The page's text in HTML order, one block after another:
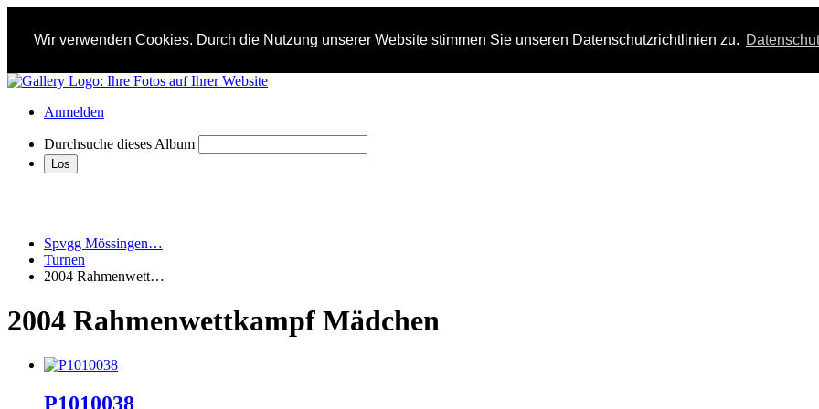
Wir verwenden Cookies. Durch die Nutzung unserer Website stimmen Sie unseren Datenschutzrichtlinien zu.
Anmelden
Durchsuche dieses Album
Spvgg Mössingen…
Turnen
2004 Rahmenwett…
2004 Rahmenwettkampf Mädchen
P1010038